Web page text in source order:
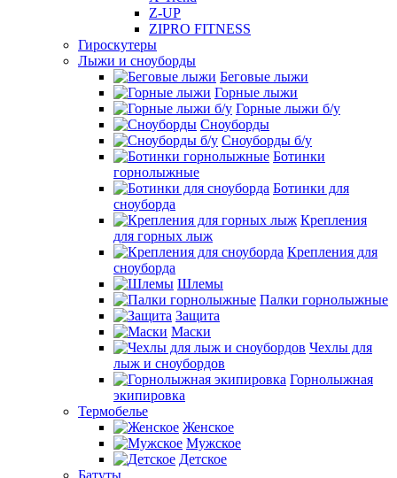
Z-UP
ZIPRO FITNESS
Гироскутеры
Лыжи и сноуборды
Беговые лыжи
Горные лыжи
Горные лыжи б/у
Сноуборды
Сноуборды б/у
Ботинки
горнолыжные
Ботинки для
сноуборда
Крепления
для горных лыж
Крепления для
сноуборда
Шлемы
Палки горнолыжные
Защита
Маски
Чехлы для
лыж и сноубордов
Горнолыжная
экипировка
Термобелье
Женское
Мужское
Детское
Батуты